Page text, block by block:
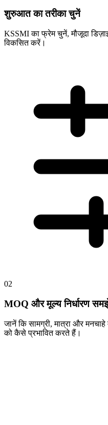
शुरुआत का तरीका चुनें
KSSMI का फ्रेम चुनें, मौजूदा
विकसित करें।
02
MOQ और मूल्य निर्धारण
जानें कि सामग्री, मात्रा और
को कैसे प्रभावित करते हैं।